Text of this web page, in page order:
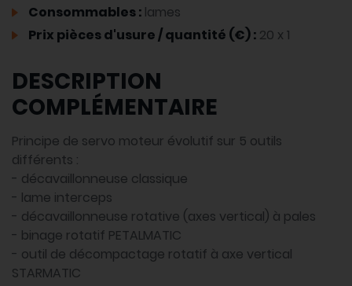
Consommables : lames
Prix pièces d'usure / quantité (€) : 20 x 1
DESCRIPTION
COMPLÉMENTAIRE
Principe de servo moteur évolutif sur 5 outils
différents :
- décavaillonneuse classique
- lame interceps
- décavaillonneuse rotative (axes vertical) à pales
- binage rotatif PETALMATIC
- outil de décompactage rotatif à axe vertical
STARMATIC